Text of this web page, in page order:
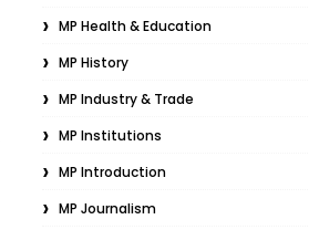
MP Health & Education
MP History
MP Industry & Trade
MP Institutions
MP Introduction
MP Journalism